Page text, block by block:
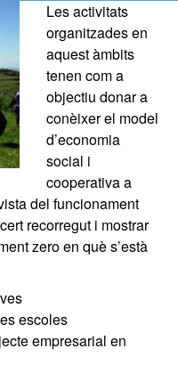
Les activitats
organitzades en
aquest àmbits
tenen com a
objectiu donar a
conèixer el model
d’economia
social i
cooperativa a
del funcionament
recorregut i mostrar
zero en què s’està
escoles
empresarial en